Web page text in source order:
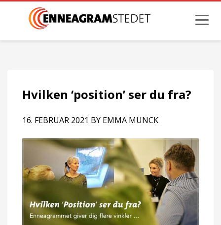
Hvilken ‘position’ ser du fra?
16. FEBRUAR 2021 BY EMMA MUNCK